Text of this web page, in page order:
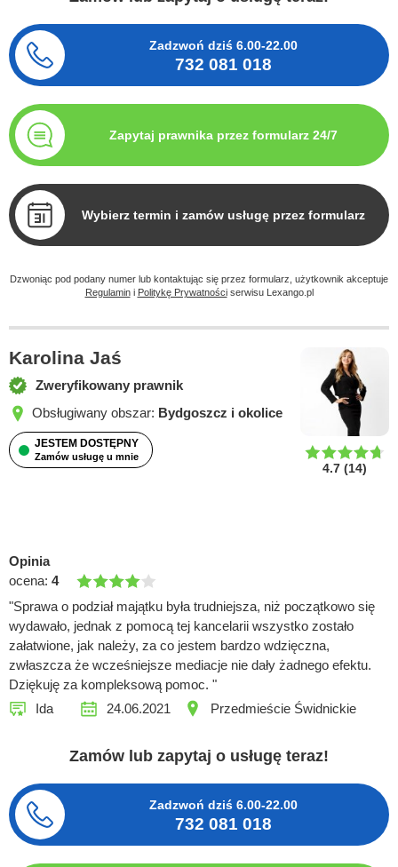
Zadzwoń dziś 6.00-22.00
732 081 018
Zapytaj prawnika przez formularz 24/7
Wybierz termin i zamów usługę przez formularz
Dzwoniąc pod podany numer lub kontaktując się przez formularz, użytkownik akceptuje
Regulamini Politykę Prywatnościserwisu Lexango.pl
4.7 (14)
Karolina Jaś
Zweryfikowany prawnik
Obsługiwany obszar: Bydgoszcz i okolice
JESTEM DOSTĘPNY
Zamów usługę u mnie
Opinia
ocena: 4
"Sprawa o podział majątku była trudniejsza, niż początkowo się
wydawało, jednak z pomocą tej kancelarii wszystko zostało
załatwione, jak należy, za co jestem bardzo wdzięczna,
zwłaszcza że wcześniejsze mediacje nie dały żadnego efektu.
Dziękuję za kompleksową pomoc. "
Ida
24.06.2021 Przedmieście Świdnickie
Zamów lub zapytaj o usługę teraz!
Zadzwoń dziś 6.00-22.00
732 081 018